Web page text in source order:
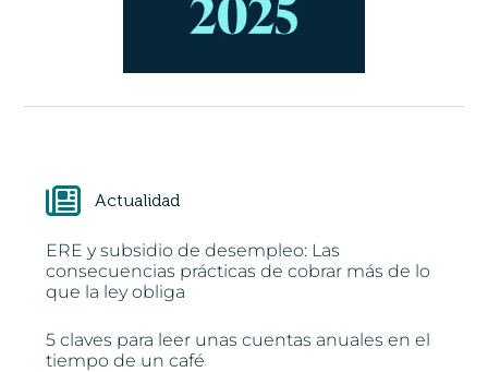
Actualidad
ERE y subsidio de desempleo: Las
consecuencias prácticas de cobrar más de lo
que la ley obliga
5 claves para leer unas cuentas anuales en el
tiempo de un café